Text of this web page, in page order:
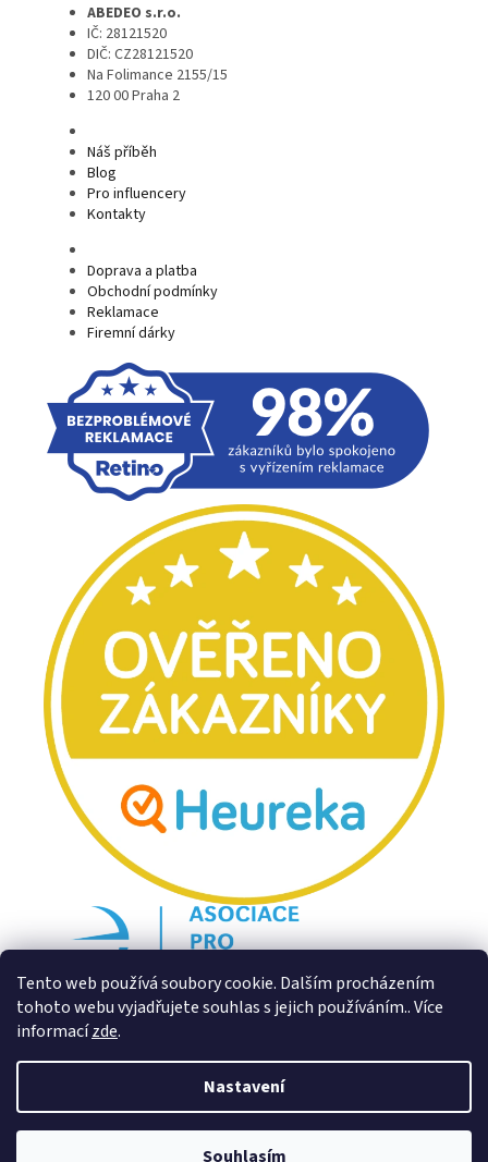
Tento web používá soubory cookie. Dalším procházením
tohoto webu vyjadřujete souhlas s jejich používáním.. Více
informacízde.
Nastavení
Souhlasím
ABEDEO s.r.o.
IČ: 28121520
DIČ: CZ28121520
Na Folimance 2155/15
120 00 Praha 2
Náš příběh
Blog
Pro influencery
Kontakty
Doprava a platba
Obchodní podmínky
Reklamace
Firemní dárky